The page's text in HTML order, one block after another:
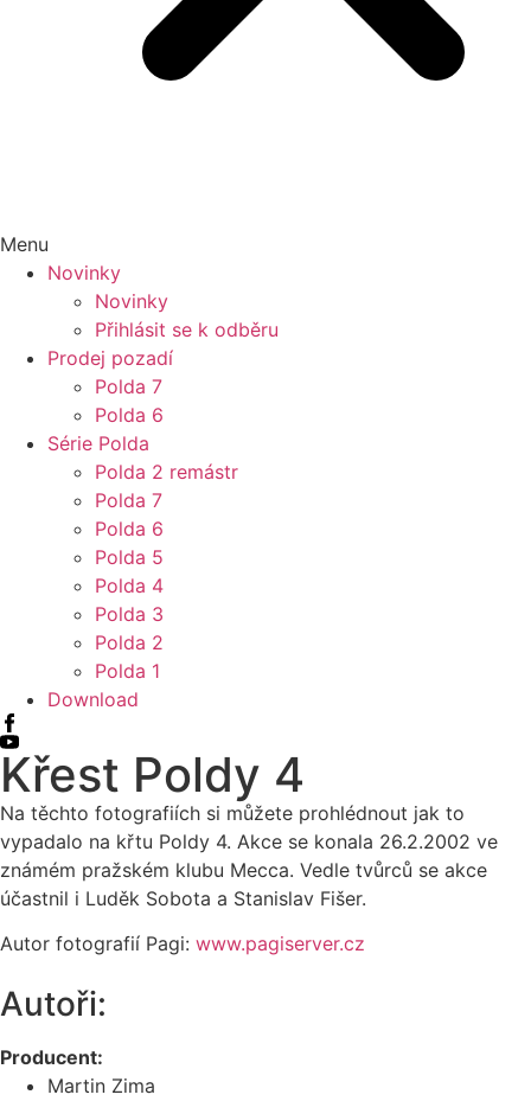
Menu
Novinky
Novinky
Přihlásit se k odběru
Prodej pozadí
Polda 7
Polda 6
Série Polda
Polda 2 remástr
Polda 7
Polda 6
Polda 5
Polda 4
Polda 3
Polda 2
Polda 1
Download
Křest Poldy 4
Na těchto fotografiích si můžete prohlédnout jak to
vypadalo na křtu Poldy 4. Akce se konala 26.2.2002 ve
známém pražském klubu Mecca. Vedle tvůrců se akce
účastnil i Luděk Sobota a Stanislav Fišer.
Autor fotografií Pagi: www.pagiserver.cz
Autoři:
Producent:
Martin Zima